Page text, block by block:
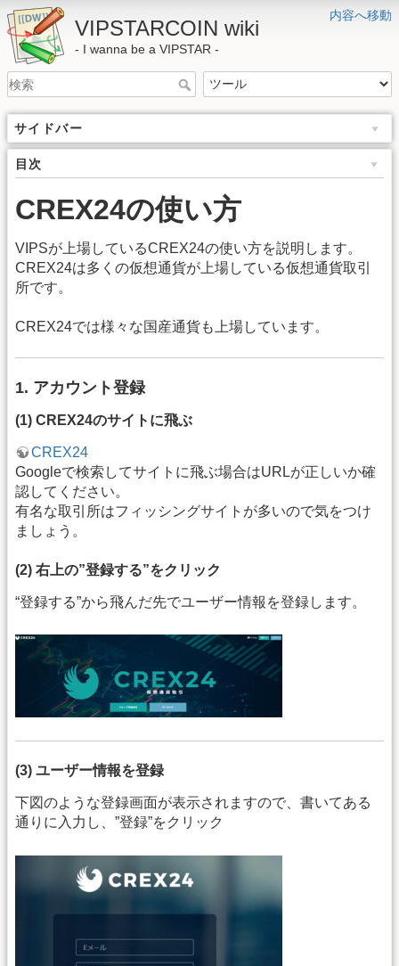
内容へ移動
VIPSTARCOIN wiki
- I wanna be a VIPSTAR -
サイドバー
目次
CREX24の使い方
VIPSが上場しているCREX24の使い方を説明します。
CREX24は多くの仮想通貨が上場している仮想通貨取引
所です。
CREX24では様々な国産通貨も上場しています。
1. アカウント登録
(1) CREX24のサイトに飛ぶ
CREX24
Googleで検索してサイトに飛ぶ場合はURLが正しいか確
認してください。
有名な取引所はフィッシングサイトが多いので気をつけ
ましょう。
(2) 右上の”登録する”をクリック
“登録する”から飛んだ先でユーザー情報を登録します。
(3) ユーザー情報を登録
下図のような登録画面が表示されますので、書いてある
通りに入力し、”登録”をクリック